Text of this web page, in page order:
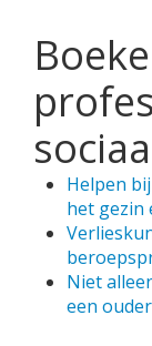
Helpen
het gezin
Niet
een